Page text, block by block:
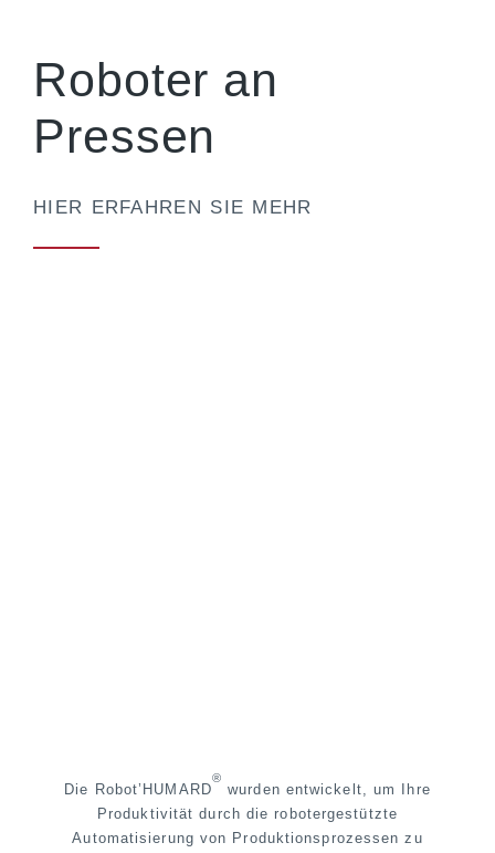
Roboter an
Pressen
HIER ERFAHREN SIE MEHR
Die Robot’HUMARD
®
wurden entwickelt, um Ihre
Produktivität durch die robotergestützte
Automatisierung von Produktionsprozessen zu